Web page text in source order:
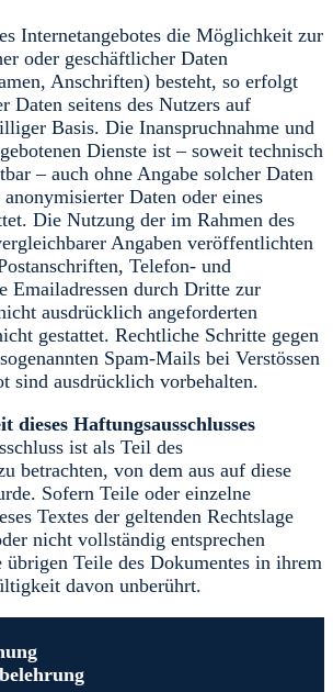
Internetangebotes die Möglichkeit zur
oder geschäftlicher Daten
Anschriften) besteht, so erfolgt
Daten seitens des Nutzers auf
Basis. Die Inanspruchnahme und
Dienste ist – soweit technisch
– auch ohne Angabe solcher Daten
Daten oder eines
Die Nutzung der im Rahmen des
Angaben veröffentlichten
Telefon- und
Emailadressen durch Dritte zur
ausdrücklich angeforderten
gestattet. Rechtliche Schritte gegen
Spam-Mails bei Verstössen
sind ausdrücklich vorbehalten.
dieses Haftungsausschlusses
ist als Teil des
betrachten, von dem aus auf diese
Sofern Teile oder einzelne
Textes der geltenden Rechtslage
nicht vollständig entsprechen
Teile des Dokumentes in ihrem
davon unberührt.